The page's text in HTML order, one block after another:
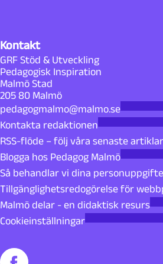
Kontakt
GRF Stöd & Utveckling
Pedagogisk Inspiration
Malmö Stad
205 80 Malmö
pedagogmalmo@malmo.se
Kontakta redaktionen
RSS-flöde – följ våra senaste artiklar
Blogga hos Pedagog Malmö
Så behandlar vi dina
Tillgänglighetsredogörelse för
Malmö delar - en didaktisk resurs
Cookieinställningar